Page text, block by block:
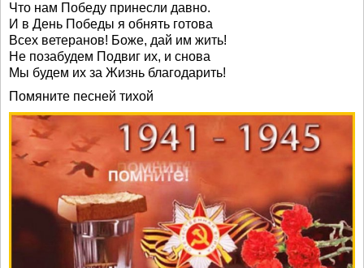
Что нам Победу принесли давно.
И в День Победы я обнять готова
Всех ветеранов! Боже, дай им жить!
Не позабудем Подвиг их, и снова
Мы будем их за Жизнь благодарить!
Помяните песней тихой